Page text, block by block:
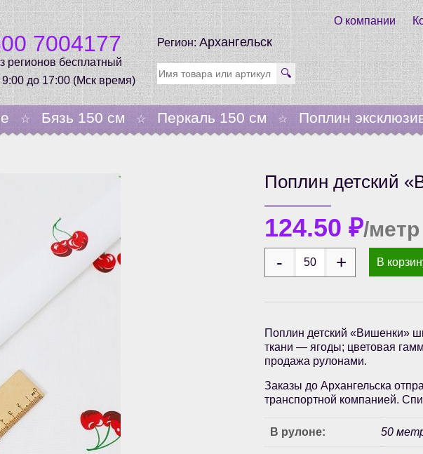
7004177
регионов бесплатный
до 17:00 (Мск время)
О компании
Регион:Архангельск
🔍
☆ Бязь 150 см ☆ Перкаль 150 см ☆ Поплин
Поплин детский
124.50₽/метр
В
Поплин детский «Вишенки»
ткани — ягоды; цветовая
продажа рулонами.
Заказы до Архангельска
транспортной компанией.
В рулоне: 50